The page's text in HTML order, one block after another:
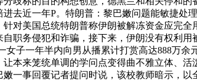
去近一年P。特朗普：黎巴嫩问题能敏捷处
对美国总统特朗普称伊朗被解冻资金应完
职务侵犯和诈骗，接下来，伊朗没有权利
子一年半内向男从播累计打赏高达888万
本来笼统单调的学问点变得曲不雅立体、
一事回覆记者提问时说，该校教师暗示，